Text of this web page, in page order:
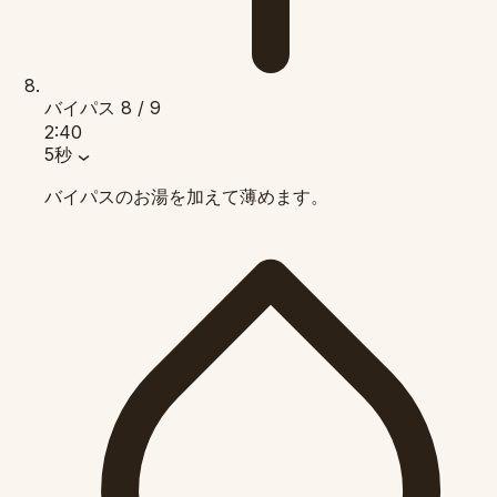
バイパス 8 / 9
2:40
5秒
バイパスのお湯を加えて薄めます。